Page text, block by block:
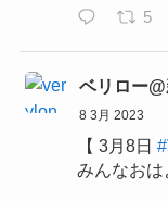
5
ベリロー
8 3月 2023
【 3月8日
みんなお